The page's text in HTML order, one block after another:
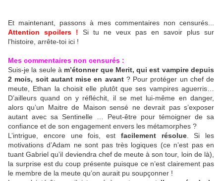
Et maintenant, passons à mes commentaires non censurés...
Attention spoilers ! Si tu ne veux pas en savoir plus sur
l'histoire, arrête-toi ici !
Mes commentaires non censurés :
Suis-je la seule à m’étonner que Merit, qui est vampire depuis
2 mois, soit autant mise en avant? Pour protéger un chef de
meute, Ethan la choisit elle plutôt que ses vampires aguerris…
D’ailleurs quand on y réfléchit, il se met lui-même en danger,
alors qu’un Maitre de Maison sensé ne devrait pas s’exposer
autant avec sa Sentinelle … Peut-être pour témoigner de sa
confiance et de son engagement envers les métamorphes ?
L’intrigue, encore une fois, est facilement résolue. Si les
motivations d’Adam ne sont pas très logiques (ce n’est pas en
tuant Gabriel qu’il deviendra chef de meute à son tour, loin de là),
la surprise est du coup présente puisque ce n’est clairement pas
le membre de la meute qu’on aurait pu soupçonner !